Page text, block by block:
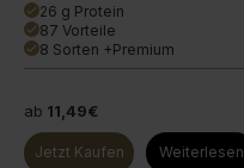
done 26 g Protein
done 87 Vorteile
done 8 Sorten +Premium
ab 11,49€
Jetzt Kaufen Weiterlesen